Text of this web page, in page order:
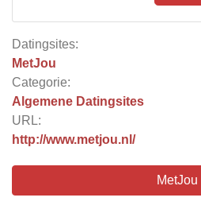
Datingsites:
MetJou
Categorie:
Algemene Datingsites
URL:
http://www.metjou.nl/
MetJou